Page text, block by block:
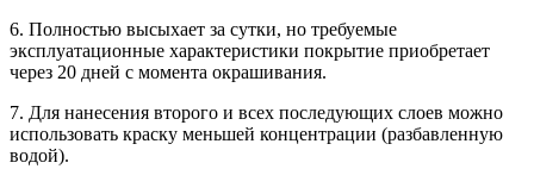
6. Полностью высыхает за сутки, но требуемые
эксплуатационные характеристики покрытие приобретает
через 20 дней с момента окрашивания.
7. Для нанесения второго и всех последующих слоев можно
использовать краску меньшей концентрации (разбавленную
водой).